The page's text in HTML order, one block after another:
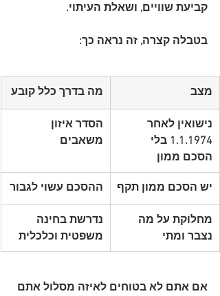
קביעת שוויים, ושאלת העיתוי.
בטבלה קצרה, זה נראה כך:
מצב מה בדרך כלל קובע
נישואין לאחר
1.1.1974 בלי
הסכם ממון
הסדר איזון
משאבים
יש הסכם ממון תקף ההסכם עשוי לגבור
מחלוקת על מה
נצבר ומתי
נדרשת בחינה
משפטית וכלכלית
אם אתם לא בטוחים לאיזה מסלול אתם